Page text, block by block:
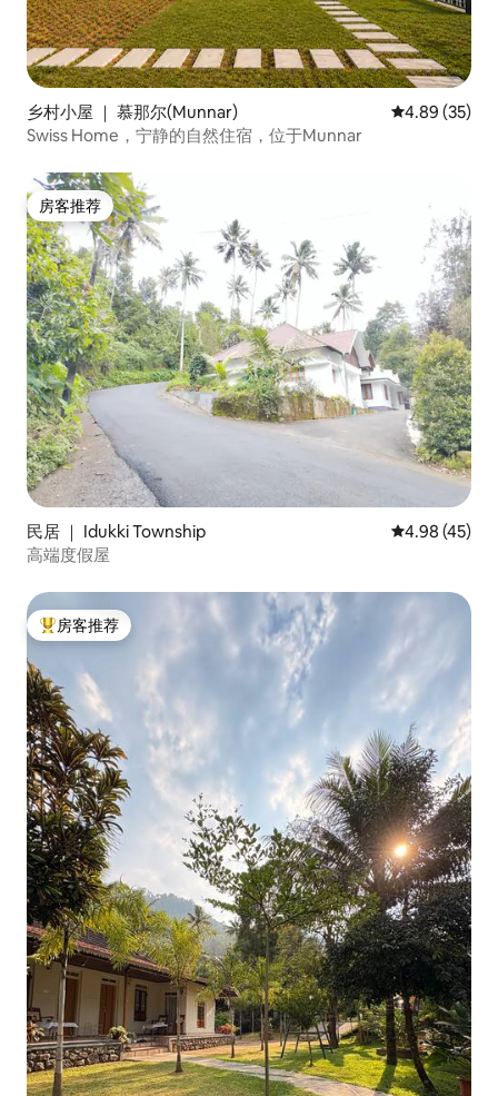
乡村小屋 ｜ 慕那尔(Munnar) 平均评分
4.89 (35)
Swiss Home，宁静的自然住宿，位于Munnar
房客推荐
房客推荐
民居 ｜ Idukki Township 平均评分
4.98 (45)
高端度假屋
热门「房客推荐」
房客推荐